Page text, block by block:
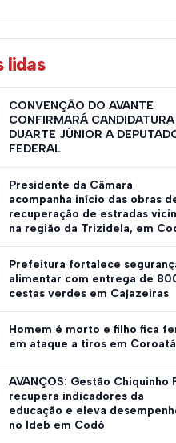
lidas
CONVENÇÃO DO AVANTE
CONFIRMARÁ CANDIDATURA
DUARTE JÚNIOR A
FEDERAL
Presidente da Câmara
acompanha início das obras
recuperação de estradas
na região da Trizidela, em
Prefeitura fortalece
alimentar com entrega de
cestas verdes em Cajazeiras
Homem é morto e filho fica
em ataque a tiros em Coroatá
AVANÇOS: Gestão Chiquinho
recupera indicadores da
educação e eleva
no Ideb em Codó